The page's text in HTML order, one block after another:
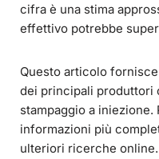
cifra è una stima
effettivo potrebbe
Questo articolo
dei principali produttori
stampaggio a
informazioni più
ulteriori ricerche online.